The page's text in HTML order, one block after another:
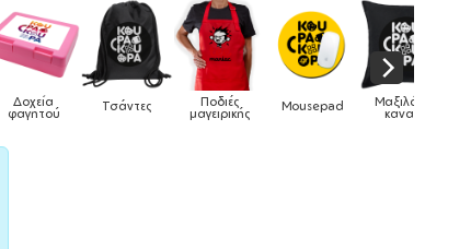
Mousepad Μαξιλάρια
καναπέ Phone Holders Ρολόγια Βρεφικά